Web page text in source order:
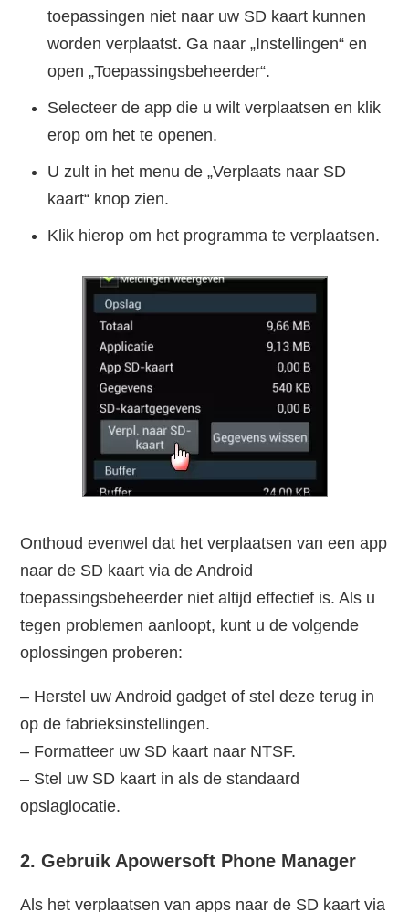
toepassingen niet naar uw SD kaart kunnen
worden verplaatst. Ga naar „Instellingen“ en
open „Toepassingsbeheerder“.
Selecteer de app die u wilt verplaatsen en klik
erop om het te openen.
U zult in het menu de „Verplaats naar SD
kaart“ knop zien.
Klik hierop om het programma te verplaatsen.
Onthoud evenwel dat het verplaatsen van een app
naar de SD kaart via de Android
toepassingsbeheerder niet altijd effectief is. Als u
tegen problemen aanloopt, kunt u de volgende
oplossingen proberen:
– Herstel uw Android gadget of stel deze terug in
op de fabrieksinstellingen.
– Formatteer uw SD kaart naar NTSF.
– Stel uw SD kaart in als de standaard
opslaglocatie.
2. Gebruik Apowersoft Phone Manager
Als het verplaatsen van apps naar de SD kaart via